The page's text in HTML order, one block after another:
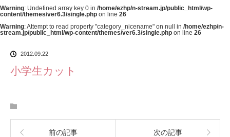
Warning: Undefined array key 0 in /home/ezhp/n-stream.jp/public_html/wp-
content/themes/ver6.3/single.php on line 26
Warning: Attempt to read property "category_nicename" on null in /home/ezhp/n-
stream.jp/public_html/wp-content/themes/ver6.3/single.php on line 26
2012.09.22
小学生カット
前の記事 次の記事